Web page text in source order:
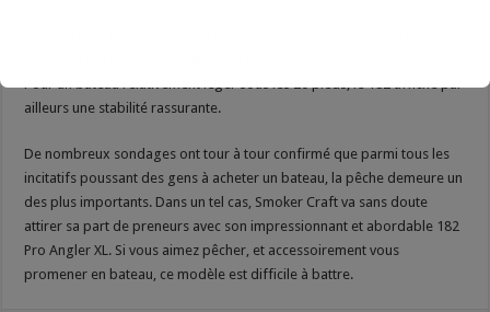
Pour un bateau relativement léger sous les 20 pieds, le 182 affiche par
ailleurs une stabilité rassurante.
De nombreux sondages ont tour à tour confirmé que parmi tous les
incitatifs poussant des gens à acheter un bateau, la pêche demeure un
des plus importants. Dans un tel cas, Smoker Craft va sans doute
attirer sa part de preneurs avec son impressionnant et abordable 182
Pro Angler XL. Si vous aimez pêcher, et accessoirement vous
promener en bateau, ce modèle est difficile à battre.